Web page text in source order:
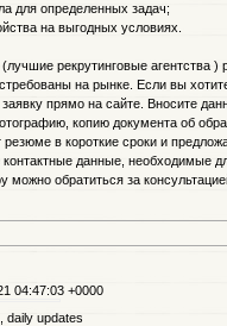
для определенных задач;
на выгодных условиях.
рекрутинговые агентства
на рынке. Если вы
прямо на сайте. Вносите
копию документа об
в короткие сроки и
данные, необходимые
можно обратиться за
04:47:03 +0000
daily updates